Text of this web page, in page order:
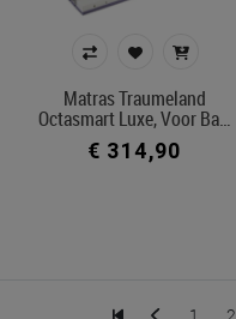
Matras Traumeland
Octasmart Luxe, Voor Ba…
€ 314,90